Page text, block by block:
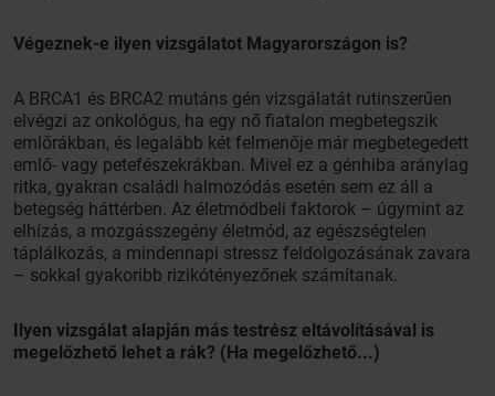
Végeznek-e ilyen vizsgálatot Magyarországon is?
A BRCA1 és BRCA2 mutáns gén vizsgálatát rutinszerűen
elvégzi az onkológus, ha egy nő fiatalon megbetegszik
emlőrákban, és legalább két felmenője már megbetegedett
emlő- vagy petefészekrákban. Mivel ez a génhiba aránylag
ritka, gyakran családi halmozódás esetén sem ez áll a
betegség háttérben. Az életmódbeli faktorok – úgymint az
elhízás, a mozgásszegény életmód, az egészségtelen
táplálkozás, a mindennapi stressz feldolgozásának zavara
– sokkal gyakoribb rizikótényezőnek számítanak.
Ilyen vizsgálat alapján más testrész eltávolításával is
megelőzhető lehet a rák? (Ha megelőzhető...)